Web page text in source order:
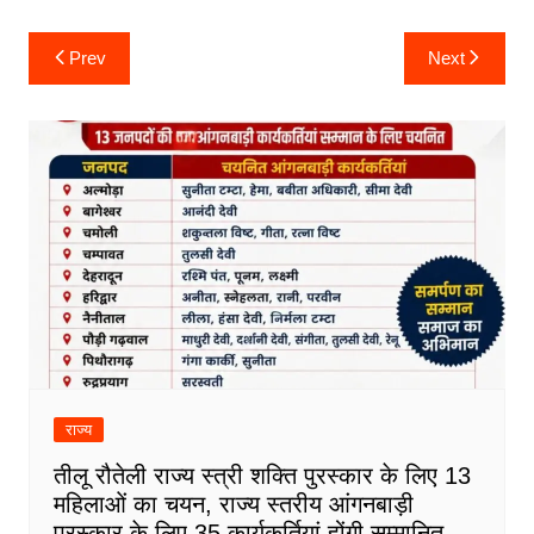
Post
navigation
Prev Next
राज्य
तीलू रौतेली राज्य स्त्री शक्ति पुरस्कार के लिए 13
महिलाओं का चयन, राज्य स्तरीय आंगनबाड़ी